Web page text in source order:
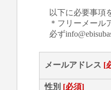
以下に必要事項
＊フリーメール
必ず
メールアドレス [
性別 [必須]